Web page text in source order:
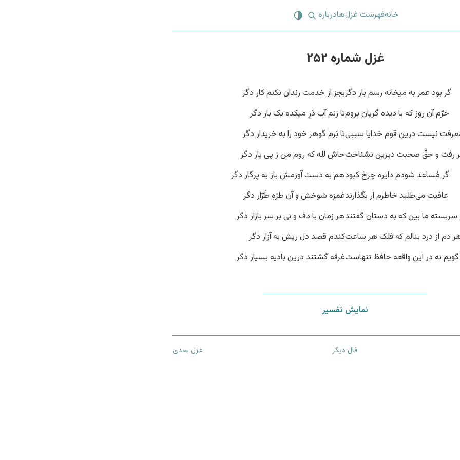
خانهفهرست غزل‌هادرباره
غزل شماره ۲۵۲
گر بود عمر به میخانه رسم بار دگربجز از خدمت رندان نکنم کار دگر
خرّم آن روز که با دیده گریان برومتا زنم آب دَرِ میکده یک بار دگر
نیست درین قوم خدایا سببیتا بَرم گوهر خود را به خریدار دگر
رفت و حقّ صحبت دیرین نشناختحاش لله که روم من ز پی یار دگر
گر مُساعد شودم دایره چرخ کبودهم به دست آورمش باز به پرگار دگر
عافیت می‌طلبد خاطرم ار بگذارندغمزه شوخش و آن طرّهِ طَرّار دگر
سربسته ما بین که به دستان گفتندهر زمان با دف و نی بر سر بازار دگر
دم از درد بنالم که فلک هر ساعتکندم قصد دل ریش به آزار دگر
گویم نه در این واقعه حافظ تنهاستغرقه گشتند درین بادیه بسیار دگر
نمایش تفسیر
فال دیگر غزل بعدی